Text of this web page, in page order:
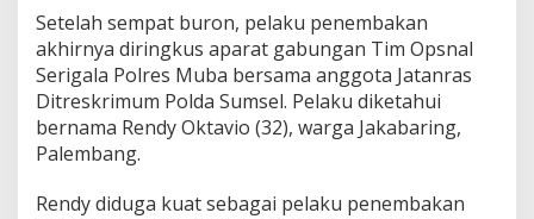
k
h
i
r
n
y
a
b
Setelah sempat buron, pelaku penembakan
akhirnya diringkus aparat gabungan Tim Opsnal
Serigala Polres Muba bersama anggota Jatanras
Ditreskrimum Polda Sumsel. Pelaku diketahui
bernama Rendy Oktavio (32), warga Jakabaring,
Palembang.
Rendy diduga kuat sebagai pelaku penembakan